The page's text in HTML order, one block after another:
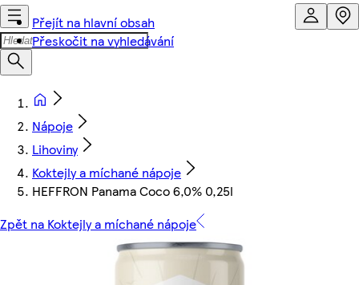
Přejít na hlavní obsah
Přeskočit na vyhledávání
Nápoje
Lihoviny
Koktejly a míchané nápoje
HEFFRON Panama Coco 6,0% 0,25l
Zpět na Koktejly a míchané nápoje